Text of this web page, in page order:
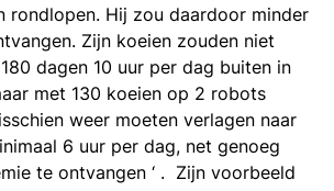
rondlopen. Hij zou daardoor minder
Zijn koeien zouden niet
dagen 10 uur per dag buiten in
met 130 koeien op 2 robots
weer moeten verlagen naar
6 uur per dag, net genoeg
te ontvangen ‘ . Zijn voorbeeld